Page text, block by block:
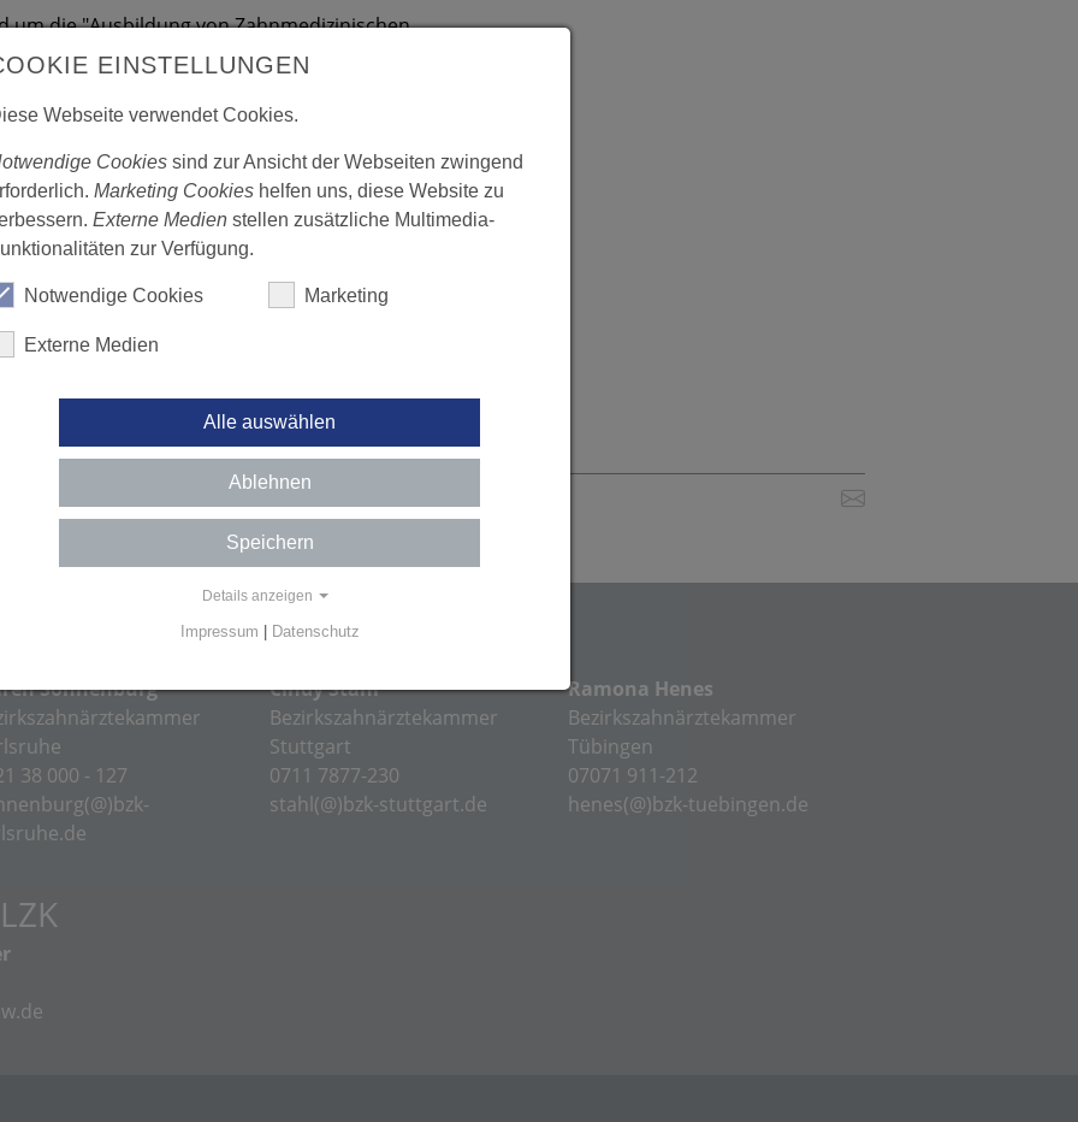
die "Ausbildung von Zahnmedizinischen
PRAXIS-Handbuch.
- Bachelor
hat, ist auf dem Weg zur/zum
auf der Überholspur:
während der Ausbildung erworben
Bachelor Professional in Dentalhygiene
Sonnenburg
38 000 - 127
Cindy Stahl
Bezirkszahnärztekammer
Stuttgart
0711 7877-230
stahl(@)bzk-stuttgart.de
Ramona Henes
Bezirkszahnärztekammer
Tübingen
07071 911-212
henes(@)bzk-tuebingen.de
EINSTELLUNGEN
Webseite verwendet Cookies.
Cookies sind zur Ansicht der Webseiten zwingend
Marketing Cookies helfen uns, diese Website zu
Externe Medien stellen zusätzliche Multimedia-
zur Verfügung.
Notwendige Cookies Marketing
Externe Medien
Alle auswählen
Ablehnen
Speichern
Details anzeigen
Impressum | Datenschutz